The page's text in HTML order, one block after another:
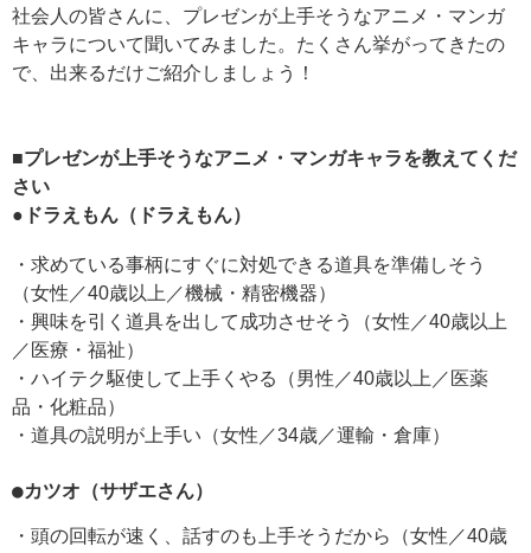
社会人の皆さんに、プレゼンが上手そうなアニメ・マンガ
キャラについて聞いてみました。たくさん挙がってきたの
で、出来るだけご紹介しましょう！
■プレゼンが上手そうなアニメ・マンガキャラを教えてくだ
さい
●ドラえもん（ドラえもん）
・求めている事柄にすぐに対処できる道具を準備しそう
（女性／40歳以上／機械・精密機器）
・興味を引く道具を出して成功させそう（女性／40歳以上
／医療・福祉）
・ハイテク駆使して上手くやる（男性／40歳以上／医薬
品・化粧品）
・道具の説明が上手い（女性／34歳／運輸・倉庫）
●カツオ（サザエさん）
・頭の回転が速く、話すのも上手そうだから（女性／40歳